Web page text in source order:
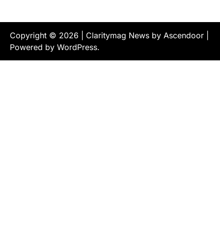
Copyright © 2026 | Claritymag News by Ascendoor
Powered by WordPress.